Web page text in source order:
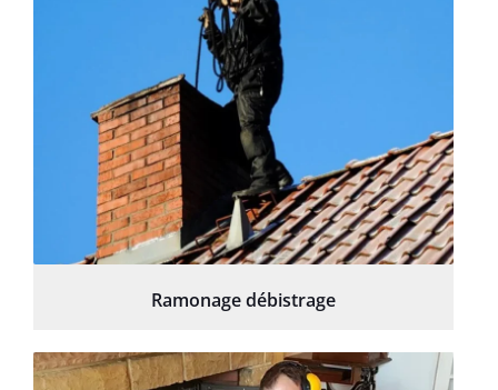
Ramonage débistrage